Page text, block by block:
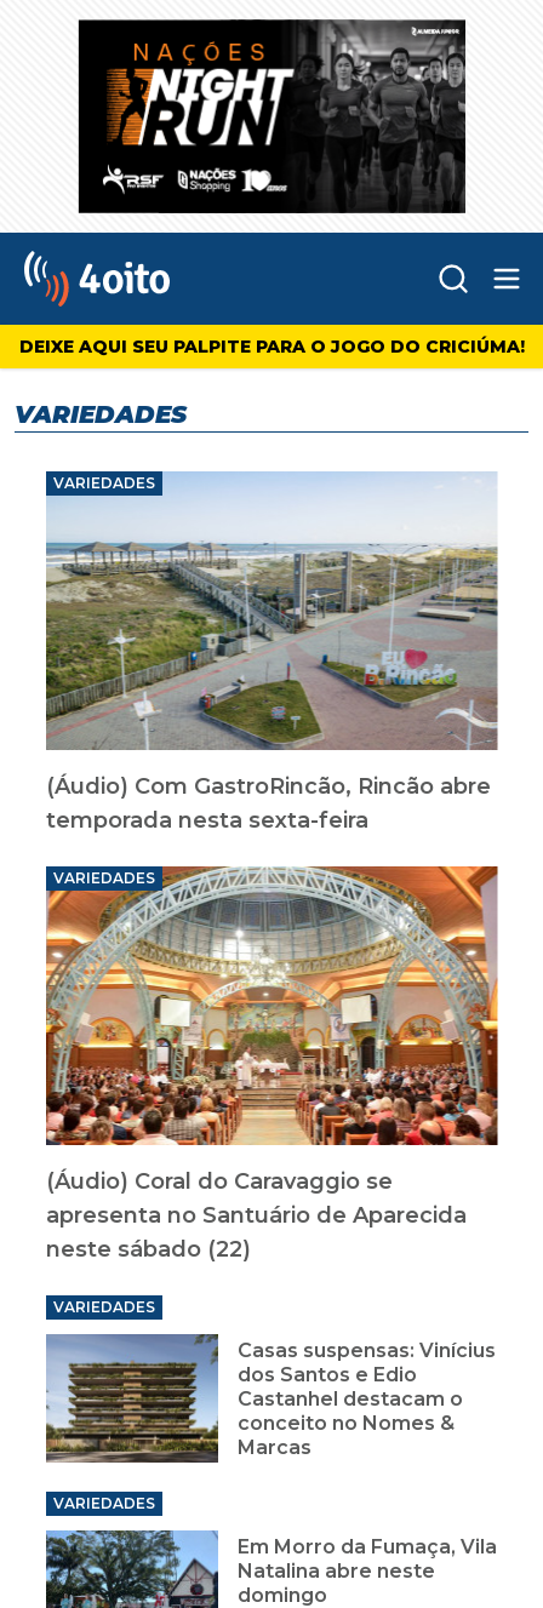
4oito
DEIXE AQUI SEU PALPITE PARA O JOGO DO CRICIÚMA!
VARIEDADES
VARIEDADES
(Áudio) Com GastroRincão, Rincão abre
temporada nesta sexta-feira
VARIEDADES
(Áudio) Coral do Caravaggio se
apresenta no Santuário de Aparecida
neste sábado (22)
VARIEDADES
Casas suspensas: Vinícius
dos Santos e Edio
Castanhel destacam o
conceito no Nomes &
Marcas
VARIEDADES
Em Morro da Fumaça, Vila
Natalina abre neste
domingo